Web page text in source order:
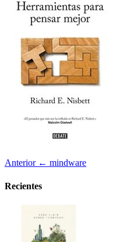
Anterior ← mindware
Recientes